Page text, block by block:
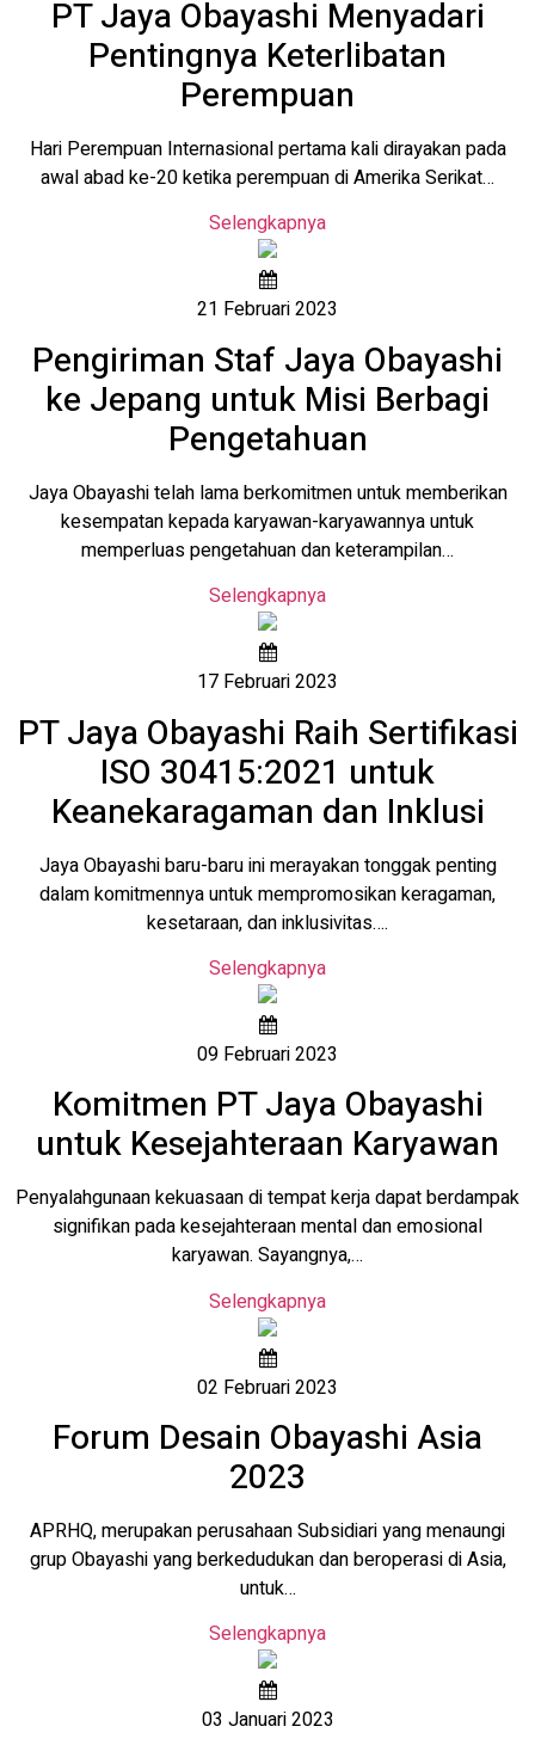
PT Jaya Obayashi Menyadari
Pentingnya Keterlibatan
Perempuan
Hari Perempuan Internasional pertama kali dirayakan pada
awal abad ke-20 ketika perempuan di Amerika Serikat…
Selengkapnya
21 Februari 2023
Pengiriman Staf Jaya Obayashi
ke Jepang untuk Misi Berbagi
Pengetahuan
Jaya Obayashi telah lama berkomitmen untuk memberikan
kesempatan kepada karyawan-karyawannya untuk
memperluas pengetahuan dan keterampilan…
Selengkapnya
17 Februari 2023
PT Jaya Obayashi Raih Sertifikasi
ISO 30415:2021 untuk
Keanekaragaman dan Inklusi
Jaya Obayashi baru-baru ini merayakan tonggak penting
dalam komitmennya untuk mempromosikan keragaman,
kesetaraan, dan inklusivitas….
Selengkapnya
09 Februari 2023
Komitmen PT Jaya Obayashi
untuk Kesejahteraan Karyawan
Penyalahgunaan kekuasaan di tempat kerja dapat berdampak
signifikan pada kesejahteraan mental dan emosional
karyawan. Sayangnya,…
Selengkapnya
02 Februari 2023
Forum Desain Obayashi Asia
2023
APRHQ, merupakan perusahaan Subsidiari yang menaungi
grup Obayashi yang berkedudukan dan beroperasi di Asia,
untuk…
Selengkapnya
03 Januari 2023